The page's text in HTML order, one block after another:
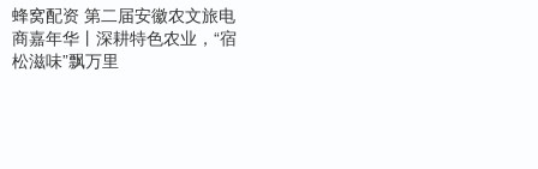
蜂窝配资 第二届安徽农文旅电
商嘉年华丨深耕特色农业，“宿
松滋味”飘万里